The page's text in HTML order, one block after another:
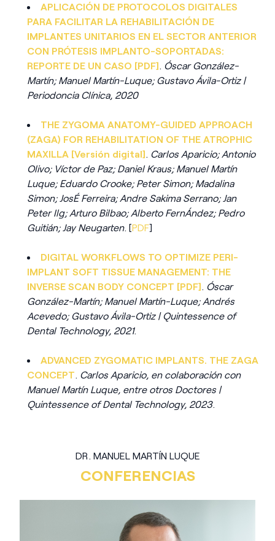
APLICACIÓN DE PROTOCOLOS DIGITALES
PARA FACILITAR LA REHABILITACIÓN DE
IMPLANTES UNITARIOS EN EL SECTOR ANTERIOR
CON PRÓTESIS IMPLANTO-SOPORTADAS:
REPORTE DE UN CASO [PDF]. Óscar González-
Martín; Manuel Martín-Luque; Gustavo Ávila-Ortiz |
Periodoncia Clínica, 2020
THE ZYGOMA ANATOMY-GUIDED APPROACH
(ZAGA) FOR REHABILITATION OF THE ATROPHIC
MAXILLA [Versión digital]. Carlos Aparicio; Antonio
Olivo; Víctor de Paz; Daniel Kraus; Manuel Martín
Luque; Eduardo Crooke; Peter Simon; Madalina
Simon; JosÉ Ferreira; Andre Sakima Serrano; Jan
Peter Ilg; Arturo Bilbao; Alberto FernÁndez; Pedro
Guitián; Jay Neugarten. [PDF]
DIGITAL WORKFLOWS TO OPTIMIZE PERI-
IMPLANT SOFT TISSUE MANAGEMENT: THE
INVERSE SCAN BODY CONCEPT [PDF]. Óscar
González-Martín; Manuel Martín-Luque; Andrés
Acevedo; Gustavo Ávila-Ortiz | Quintessence of
Dental Technology, 2021.
ADVANCED ZYGOMATIC IMPLANTS. THE ZAGA
CONCEPT. Carlos Aparicio, en colaboración con
Manuel Martín Luque, entre otros Doctores |
Quintessence of Dental Technology, 2023.
DR. MANUEL MARTÍN LUQUE
CONFERENCIAS